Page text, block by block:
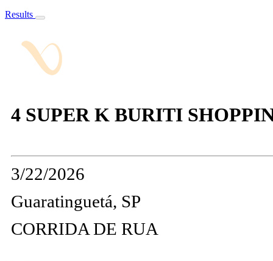
Results
4 SUPER K BURITI
3/22/2026
Guaratinguetá, SP
CORRIDA DE RUA